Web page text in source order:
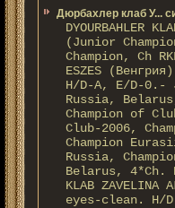
Дюрбахлер клаб У...
DYOURBAHLER
(Junior
Champion, Ch
ESZES
H/D-A, E/D-0.-
Russia,
Champion of
Club-2006,
Champion
Russia,
Belarus, 4*Ch.
KLAB
eyes-clean. H/